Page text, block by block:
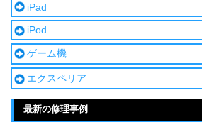
iPad
iPod
ゲーム機
エクスペリア
最新の修理事例